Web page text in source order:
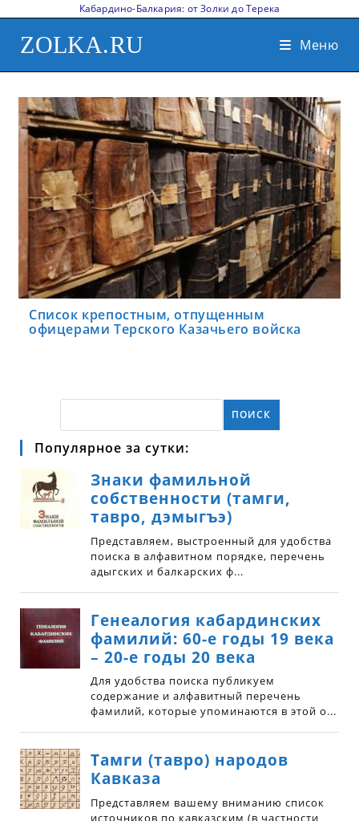
Кабардино-Балкария: от Золки до Терека
ZOLKA.RU Меню
Список крепостным, отпущенным
офицерами Терского Казачьего войска
ПОИСК
Популярное за сутки: